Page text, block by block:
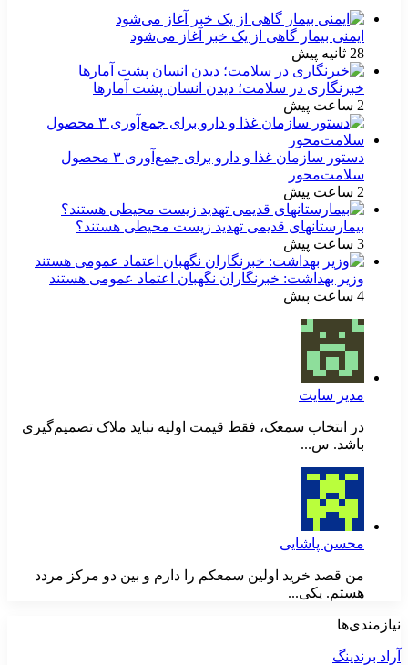
ایمنی بیمار گاهی از یک خبر آغاز می‌شود
28 ثانیه پیش
خبرنگاری در سلامت؛ دیدن انسان پشت آمارها
2 ساعت پیش
دستور سازمان غذا و دارو برای جمع‌آوری ۳ محصول
سلامت‌محور
2 ساعت پیش
بیمارستانهای قدیمی تهدید زیست محیطی هستند؟
3 ساعت پیش
وزیر بهداشت: خبرنگاران نگهبان اعتماد عمومی هستند
4 ساعت پیش
مدیر سایت
در انتخاب سمعک، فقط قیمت اولیه نباید ملاک تصمیم‌گیری
باشد. س...
محسن پاشایی
من قصد خرید اولین سمعکم را دارم و بین دو مرکز مردد
هستم. یکی...
نیازمندی‌ها
آراد برندینگ